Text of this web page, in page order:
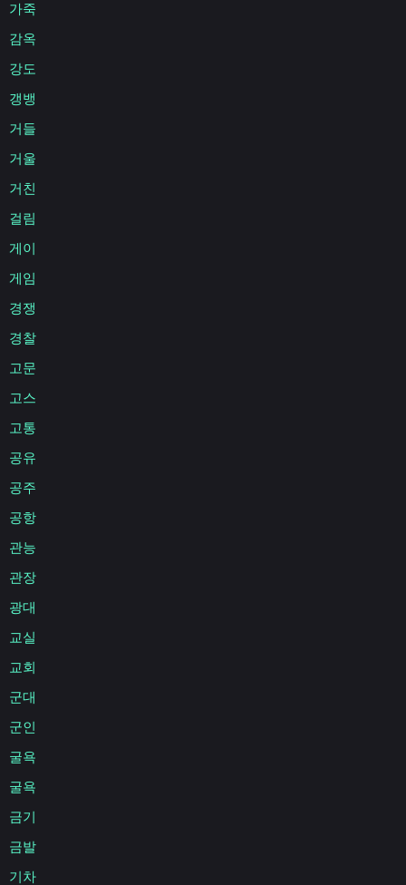
가죽
감옥
강도
갱뱅
거들
거울
거친
걸림
게이
게임
경쟁
경찰
고문
고스
고통
공유
공주
공항
관능
관장
광대
교실
교회
군대
군인
굴욕
굴욕
금기
금발
기차